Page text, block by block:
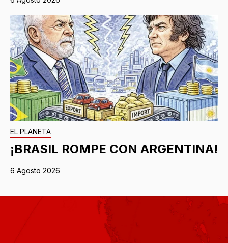
EL PLANETA
¡BRASIL ROMPE CON ARGENTINA!
6 Agosto 2026